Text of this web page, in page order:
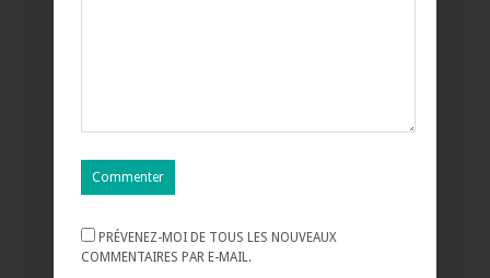
PRÉVENEZ-MOI DE TOUS LES NOUVEAUX
COMMENTAIRES PAR E-MAIL.